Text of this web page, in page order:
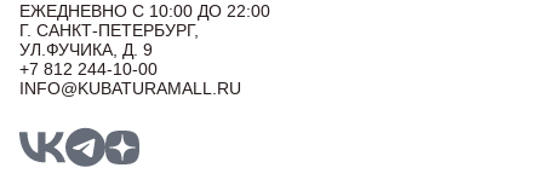
ЕЖЕДНЕВНО С 10:00 ДО 22:00
Г. САНКТ-ПЕТЕРБУРГ,
УЛ.ФУЧИКА, Д. 9
+7 812 244-10-00
INFO@KUBATURAMALL.RU